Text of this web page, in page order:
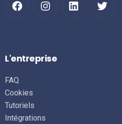
L'entreprise
FAQ
Cookies
Tutoriels
Intégrations